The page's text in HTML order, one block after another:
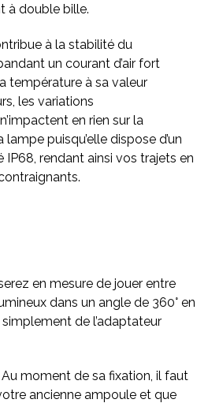
à double bille.
à la stabilité du
un courant d’air fort
température à sa valeur
les variations
en rien sur la
puisqu’elle dispose d’un
IP68, rendant ainsi vos trajets en
en mesure de jouer entre
dans un angle de 360° en
de l’adaptateur
Au moment de sa fixation, il faut
ancienne ampoule et que